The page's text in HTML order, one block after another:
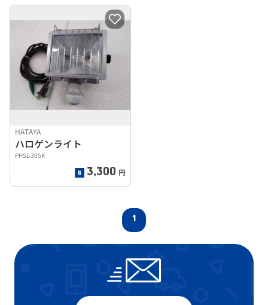
HATAYA
ハロゲンライト
PHSL-305K
3,300 円
1